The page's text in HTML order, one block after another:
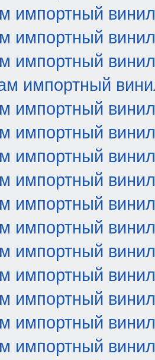
импортный винил
импортный винил
импортный винил
импортный
импортный винил
импортный винил
импортный винил
импортный винил
импортный винил
импортный винил
импортный винил
импортный винил
импортный винил
импортный винил
импортный винил